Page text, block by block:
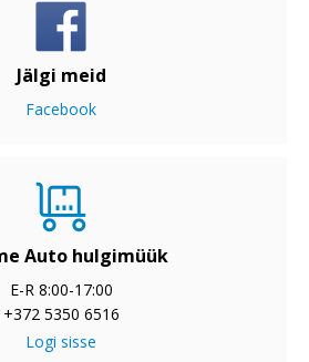
Jälgi meid
Facebook
Auto hulgimüük
E-R 8:00-17:00
+372 5350 6516
Logi sisse